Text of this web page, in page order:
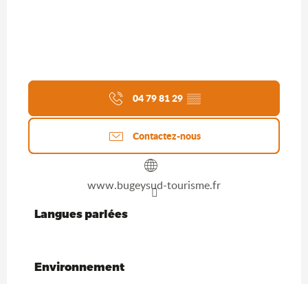
04 79 81 29 ▒▒
Contactez-nous
www.bugeysud-tourisme.fr
Langues parlées
Langues parlées
Environnement
Environnement